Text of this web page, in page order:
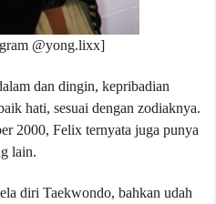
@yong.lixx]
dan dingin, kepribadian
hati, sesuai dengan zodiaknya.
2000, Felix ternyata juga punya
lain.
diri Taekwondo, bahkan udah